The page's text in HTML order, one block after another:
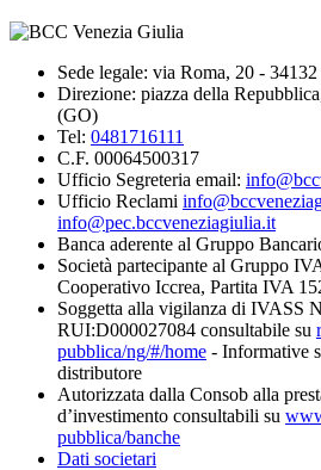
Sede legale: via Roma, 20 -
Direzione: piazza della
(GO)
Tel: 0481716111
C.F. 00064500317
Ufficio Segreteria email:
Ufficio Reclami
info@pec.bccveneziagiulia.it
Banca aderente al Gruppo
Società partecipante al Gruppo
Cooperativo Iccrea, Partita IVA
Soggetta alla vigilanza di IVASS
RUI:D000027084 consultabile su
pubblica/ng/#/home - Informative
distributore
Autorizzata dalla Consob alla
d’investimento consultabili su
pubblica/banche
Dati societari